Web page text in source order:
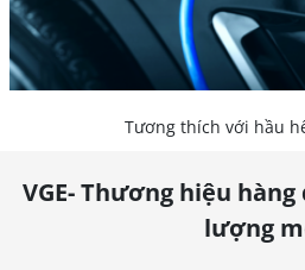
Tương thích với hầu
VGE- Thương hiệu
lượng